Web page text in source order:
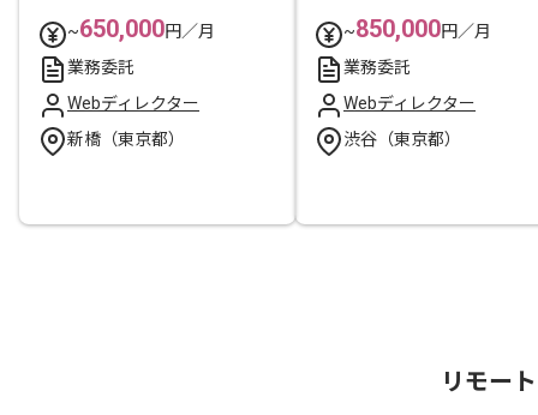
~650,000円／月
業務委託
Webディレクター
新橋（東京都）
~850,000円／月
業務委託
Webディレクター
渋谷（東京都）
リモー